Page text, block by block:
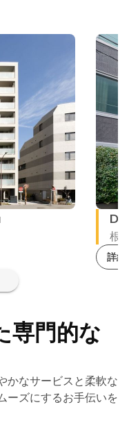
根
詳細
専門的な
かなサービスと柔軟な
ーズにするお手伝いを